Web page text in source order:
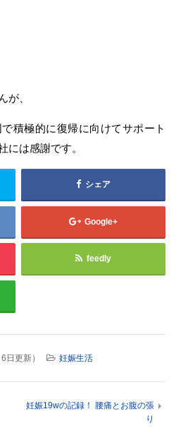
が、
積極的に復帰に向けてサポート
には感謝です。
シェア
Google+
feedly
日更新） 妊娠生活
妊娠19wの記録！ 腰痛とお腹の張
り